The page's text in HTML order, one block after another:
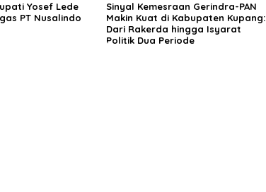
Yosef Lede
PT Nusalindo
Sinyal Kemesraan Gerindra-PAN
Makin Kuat di Kabupaten Kupang:
Dari Rakerda hingga Isyarat
Politik Dua Periode